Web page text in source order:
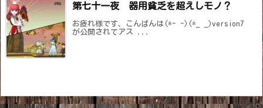
第七十一夜 器用貧乏を超えしモノ？
お疲れ様です、こんばんは(*- -)(*_ _)version7
が公開されてアス ...